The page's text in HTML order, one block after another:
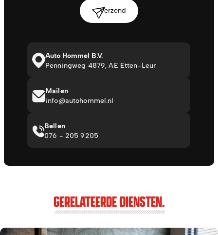
Verzend
Auto Hommel B.V.
Penningweg 4879, AE Etten-Leur
Mailen
info@autohommel.nl
Bellen
076 - 205 9205
GERELATEERDE DIENSTEN.